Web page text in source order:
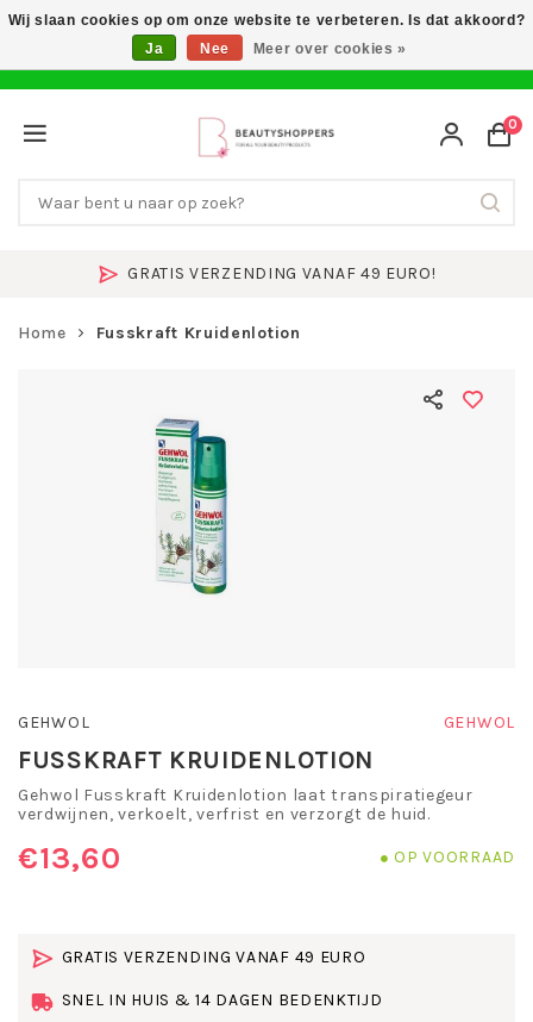
GRATIS VERZENDING VANAF 49 EURO!
0
Home Fusskraft Kruidenlotion
GEHWOL GEHWOL
FUSSKRAFT KRUIDENLOTION
Gehwol Fusskraft Kruidenlotion laat transpiratiegeur
verdwijnen, verkoelt, verfrist en verzorgt de huid.
€13,60 OP VOORRAAD
GRATIS VERZENDING VANAF 49 EURO
SNEL IN HUIS & 14 DAGEN BEDENKTIJD
Wij slaan cookies op om onze website te verbeteren. Is dat akkoord?
Ja
Nee Meer over cookies »